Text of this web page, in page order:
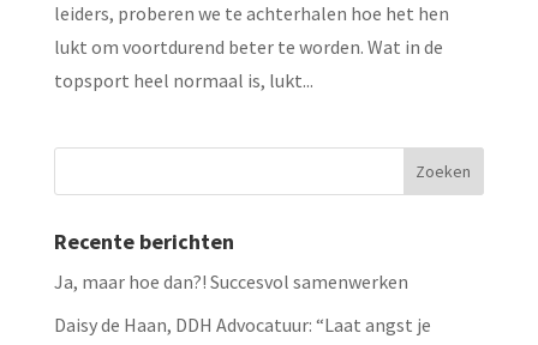
leiders, proberen we te achterhalen hoe het hen
lukt om voortdurend beter te worden. Wat in de
topsport heel normaal is, lukt...
Recente berichten
Ja, maar hoe dan?! Succesvol samenwerken
Daisy de Haan, DDH Advocatuur: “Laat angst je